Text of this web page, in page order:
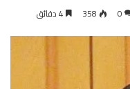
0
358